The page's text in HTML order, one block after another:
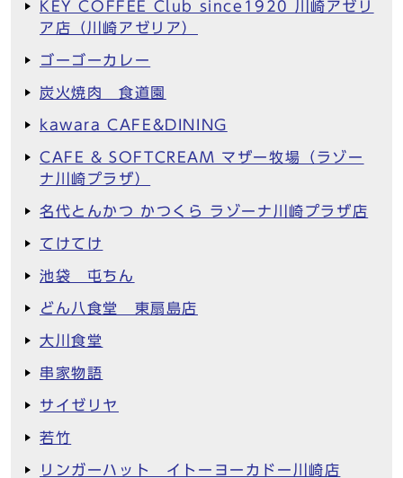
KEY COFFEE Club since1920 川崎アゼリ
ア店（川崎アゼリア）
ゴーゴーカレー
炭火焼肉 食道園
kawara CAFE&DINING
CAFE & SOFTCREAM マザー牧場（ラゾー
ナ川崎プラザ）
名代とんかつ かつくら ラゾーナ川崎プラザ店
てけてけ
池袋 屯ちん
どん八食堂 東扇島店
大川食堂
串家物語
サイゼリヤ
若竹
リンガーハット イトーヨーカドー川崎店